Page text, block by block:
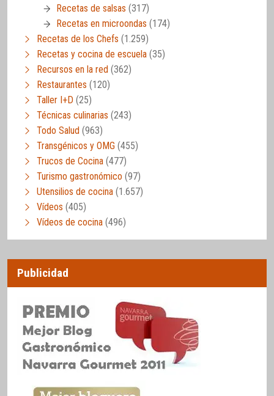
Recetas de salsas (317)
Recetas en microondas (174)
Recetas de los Chefs (1.259)
Recetas y cocina de escuela (35)
Recursos en la red (362)
Restaurantes (120)
Taller I+D (25)
Técnicas culinarias (243)
Todo Salud (963)
Transgénicos y OMG (455)
Trucos de Cocina (477)
Turismo gastronómico (97)
Utensilios de cocina (1.657)
Vídeos (405)
Vídeos de cocina (496)
Publicidad